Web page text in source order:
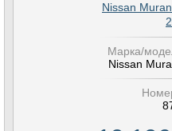
Nissan
Марка/
Nissan